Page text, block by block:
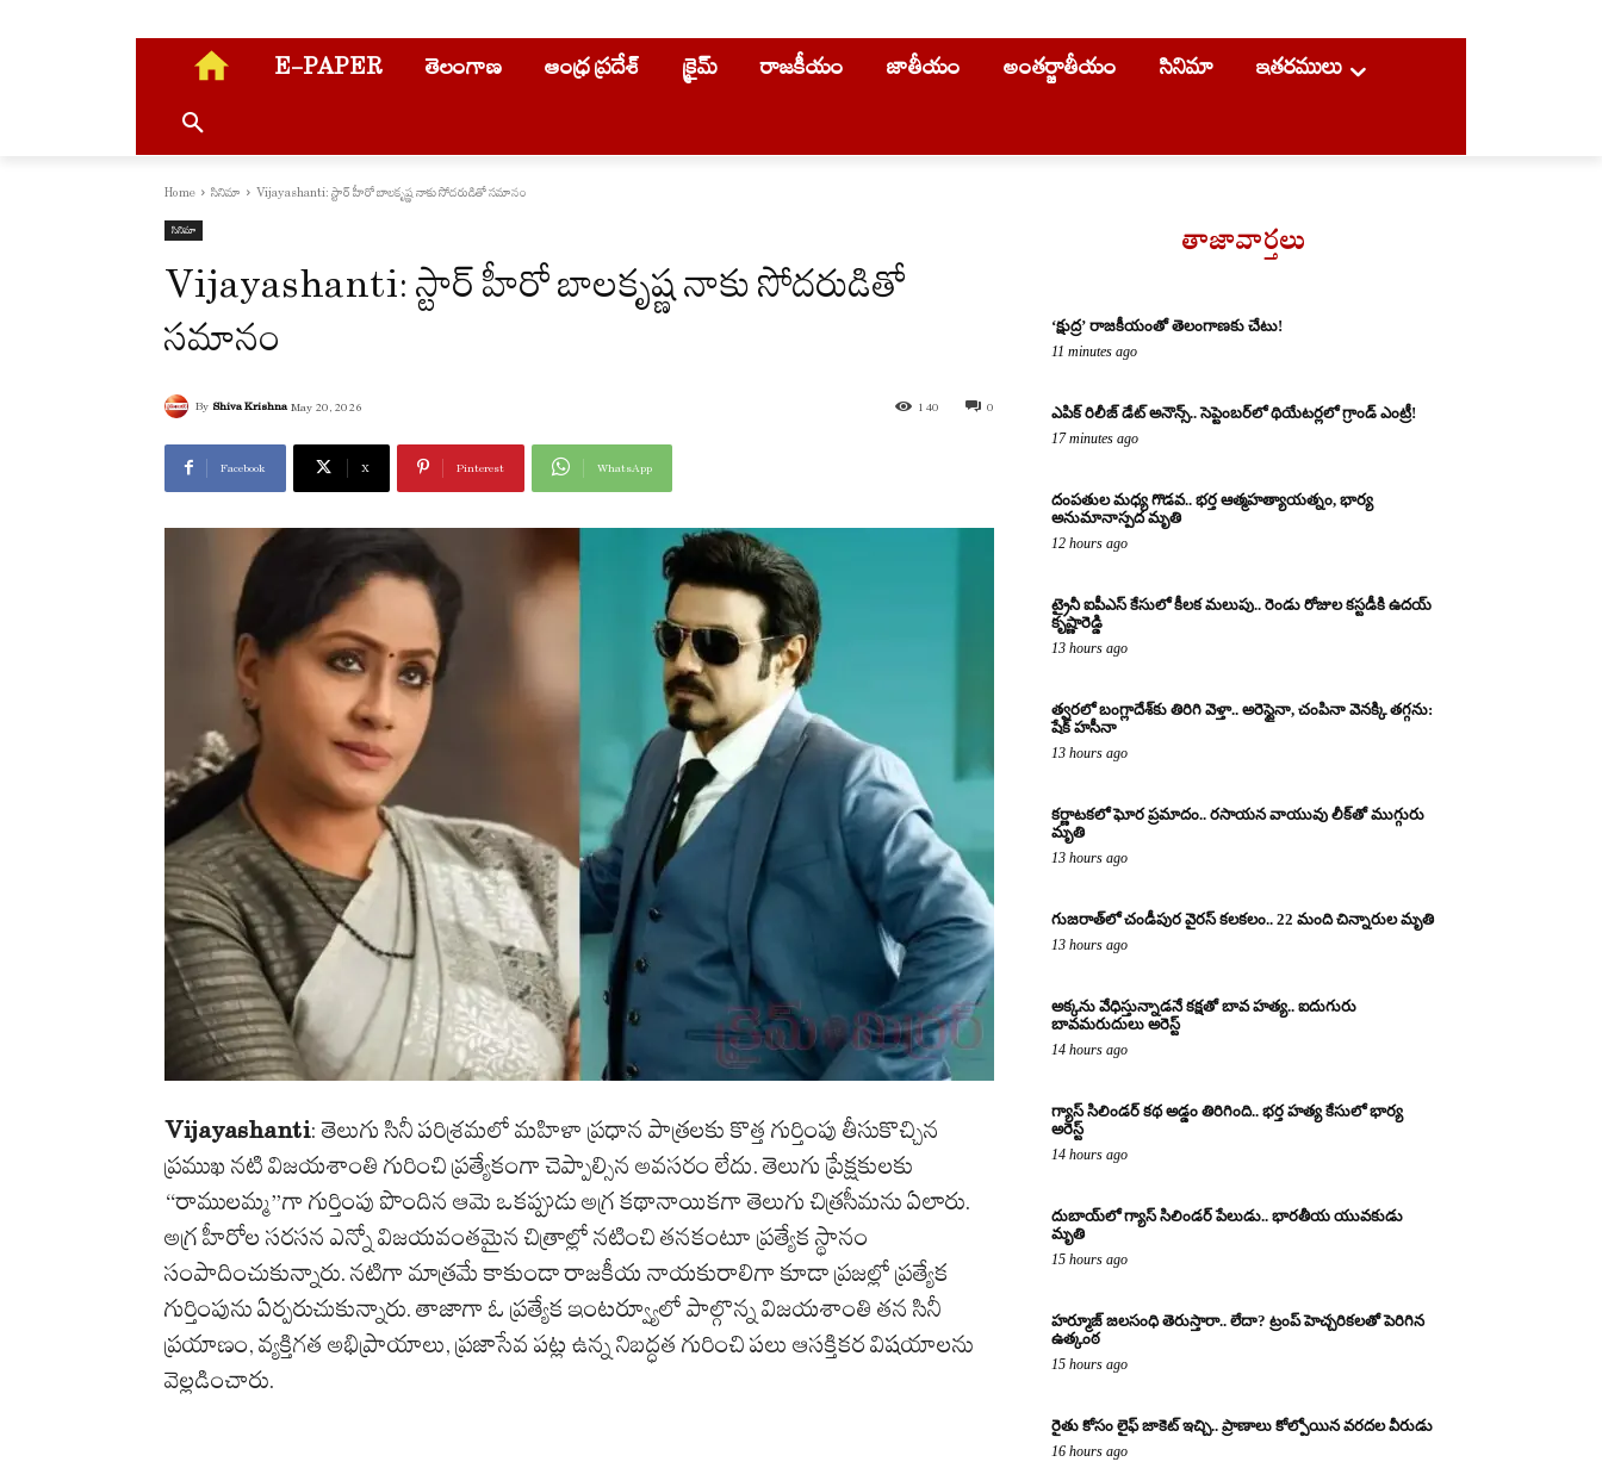
E-PAPER తెలంగాణ ఆంధ్ర ప్రదేశ్ క్రైమ్ రాజకీయం జాతీయం అంతర్జాతీయం సినిమా ఇతరములు
Home సినిమా Vijayashanti: స్టార్ హీరో బాలకృష్ణ నాకు సోదరుడితో సమానం
సినిమా
Vijayashanti: స్టార్ హీరో బాలకృష్ణ నాకు సోదరుడితో
సమానం
By Shiva Krishna May 20, 2026 0
140
Facebook X Pinterest WhatsApp
Vijayashanti: తెలుగు సినీ పరిశ్రమలో మహిళా ప్రధాన పాత్రలకు కొత్త గుర్తింపు తీసుకొచ్చిన
ప్రముఖ నటి విజయశాంతి గురించి ప్రత్యేకంగా చెప్పాల్సిన అవసరం లేదు. తెలుగు ప్రేక్షకులకు
“రాములమ్మ”గా గుర్తింపు పొందిన ఆమె ఒకప్పుడు అగ్ర కథానాయికగా తెలుగు చిత్రసీమను ఏలారు.
అగ్ర హీరోల సరసన ఎన్నో విజయవంతమైన చిత్రాల్లో నటించి తనకంటూ ప్రత్యేక స్థానం
సంపాదించుకున్నారు. నటిగా మాత్రమే కాకుండా రాజకీయ నాయకురాలిగా కూడా ప్రజల్లో ప్రత్యేక
గుర్తింపును ఏర్పరుచుకున్నారు. తాజాగా ఓ ప్రత్యేక ఇంటర్వ్యూలో పాల్గొన్న విజయశాంతి తన సినీ
ప్రయాణం, వ్యక్తిగత అభిప్రాయాలు, ప్రజాసేవ పట్ల ఉన్న నిబద్ధత గురించి పలు ఆసక్తికర విషయాలను
వెల్లడించారు.
తాజావార్తలు
‘క్షుద్ర’ రాజకీయంతో తెలంగాణకు చేటు!
11 minutes ago
ఎపిక్ రిలీజ్ డేట్ అనౌన్స్.. సెప్టెంబర్‌లో థియేటర్లలో గ్రాండ్ ఎంట్రీ!
17 minutes ago
దంపతుల మధ్య గొడవ.. భర్త ఆత్మహత్యాయత్నం, భార్య
అనుమానాస్పద మృతి
12 hours ago
ట్రైనీ ఐపీఎస్ కేసులో కీలక మలుపు.. రెండు రోజుల కస్టడీకి ఉదయ్
కృష్ణారెడ్డి
13 hours ago
త్వరలో బంగ్లాదేశ్‌కు తిరిగి వెళ్తా.. అరెస్టైనా, చంపినా వెనక్కి తగ్గను:
షేక్ హసీనా
13 hours ago
కర్ణాటకలో ఘోర ప్రమాదం.. రసాయన వాయువు లీక్‌తో ముగ్గురు
మృతి
13 hours ago
గుజరాత్‌లో చండీపుర వైరస్ కలకలం.. 22 మంది చిన్నారుల మృతి
13 hours ago
అక్కను వేధిస్తున్నాడనే కక్షతో బావ హత్య.. ఐదుగురు
బావమరుదులు అరెస్ట్
14 hours ago
గ్యాస్ సిలిండర్ కథ అడ్డం తిరిగింది.. భర్త హత్య కేసులో భార్య
అరెస్ట్
14 hours ago
దుబాయ్‌లో గ్యాస్ సిలిండర్ పేలుడు.. భారతీయ యువకుడు
మృతి
15 hours ago
హర్మూజ్ జలసంధి తెరుస్తారా.. లేదా? ట్రంప్ హెచ్చరికలతో పెరిగిన
ఉత్కంఠ
15 hours ago
రైతు కోసం లైఫ్ జాకెట్ ఇచ్చి.. ప్రాణాలు కోల్పోయిన వరదల వీరుడు
16 hours ago